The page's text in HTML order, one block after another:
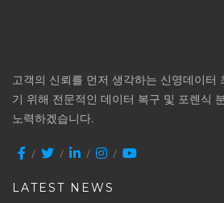
고객의 신뢰를 먼저 생각하는 신영데이터
기 위해 전문적인 데이터 복구 및 포렌식
노력하겠습니다.
LATEST NEWS